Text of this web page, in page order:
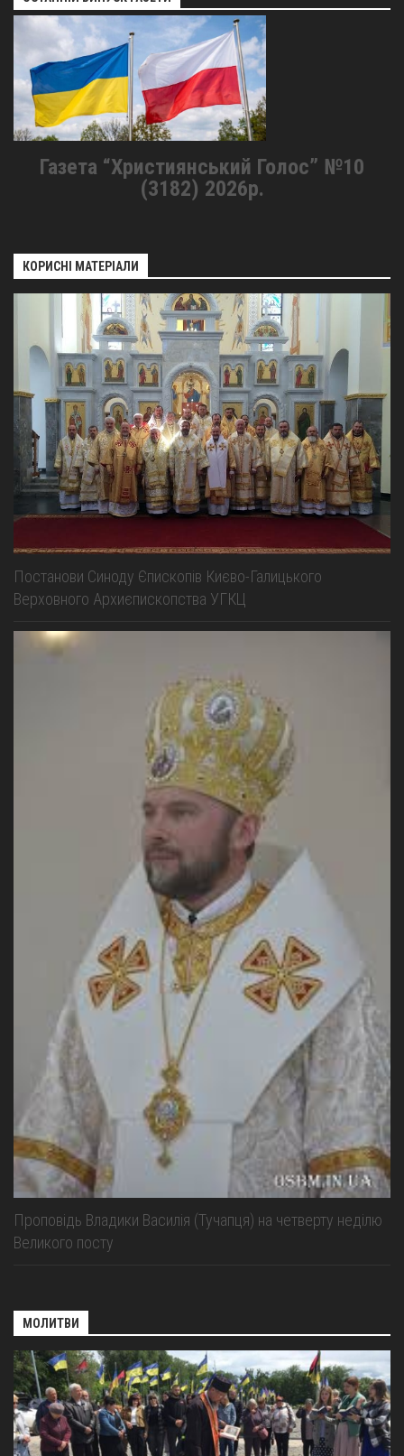
Газета “Християнський Голос” №10
(3182) 2026р.
КОРИСНІ МАТЕРІАЛИ
Постанови Синоду Єпископів Києво-Галицького
Верховного Архиєпископства УГКЦ
Проповідь Владики Василія (Тучапця) на четверту неділю
Великого посту
МОЛИТВИ